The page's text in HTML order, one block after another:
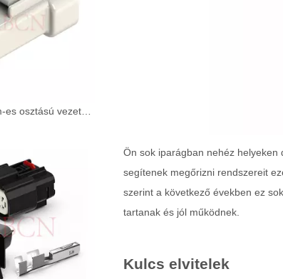
Ön sok iparágban nehéz helyeken
segítenek megőrizni rendszereit
szerint a következő években ez
tartanak és jól működnek.
Kulcs elvitelek